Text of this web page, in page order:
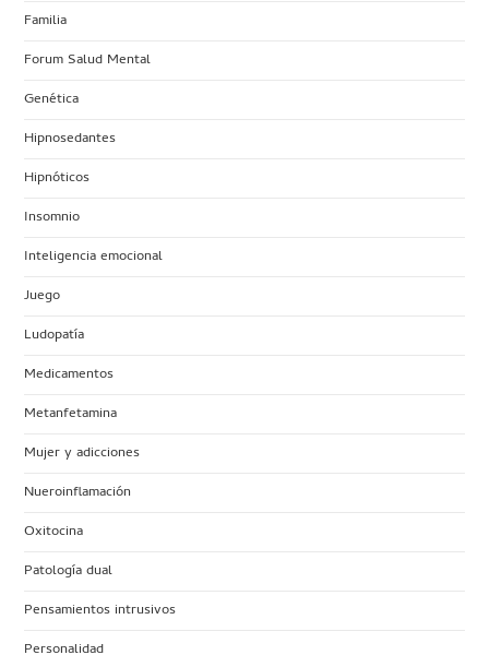
Familia
Forum Salud Mental
Genética
Hipnosedantes
Hipnóticos
Insomnio
Inteligencia emocional
Juego
Ludopatía
Medicamentos
Metanfetamina
Mujer y adicciones
Nueroinflamación
Oxitocina
Patología dual
Pensamientos intrusivos
Personalidad